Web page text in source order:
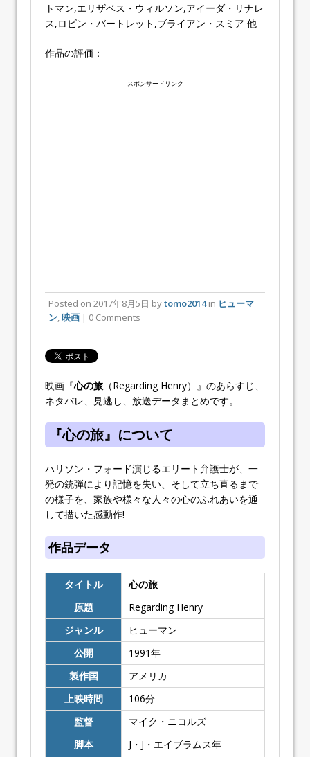
トマン,エリザベス・ウィルソン,アイーダ・リナレ
ス,ロビン・バートレット,ブライアン・スミア 他
作品の評価：
スポンサードリンク
Posted on 2017年8月5日 bytomo2014in ヒューマ
ン 映画 | 0 Comments
映画『心の旅 （Regarding Henry）』のあらすじ、
ネタバレ、見逃し、放送データまとめです。
『心の旅』について
ハリソン・フォード演じるエリート弁護士が、一
発の銃弾により記憶を失い、そして立ち直るまで
の様子を、家族や様々な人々の心のふれあいを通
して描いた感動作!
作品データ
タイトル
心の旅
原題
Regarding Henry
ジャンル
ヒューマン
公開
1991年
製作国
アメリカ
上映時間
106分
監督
マイク・ニコルズ
脚本
J・J・エイブラムス年